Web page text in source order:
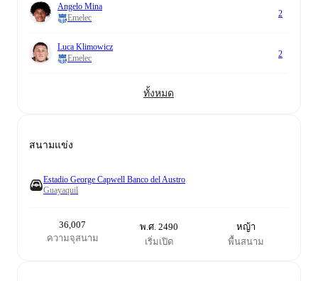
Angelo Mina
Emelec
2
Luca Klimowicz
Emelec
2
ทั้งหมด
สนามแข่ง
Estadio George Capwell Banco del Austro
Guayaquil
36,007
ความจุสนาม
พ.ศ. 2490
เริ่มเปิด
หญ้า
พื้นสนาม